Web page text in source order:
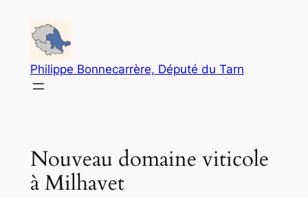
contenu
Philippe Bonnecarrère, Député du Tarn
Nouveau domaine viticole
à Milhavet